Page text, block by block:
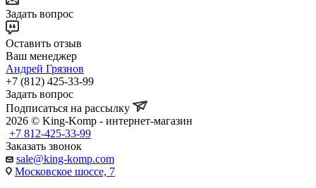
Задать вопрос
Оставить отзыв
Ваш менеджер
Андрей Грязнов
+7 (812) 425-33-99
Задать вопрос
Подписаться на рассылку
2026 © King-Komp - интернет-магазин
+7 812-425-33-99
Заказать звонок
sale@king-komp.com
Московское шоссе, 7